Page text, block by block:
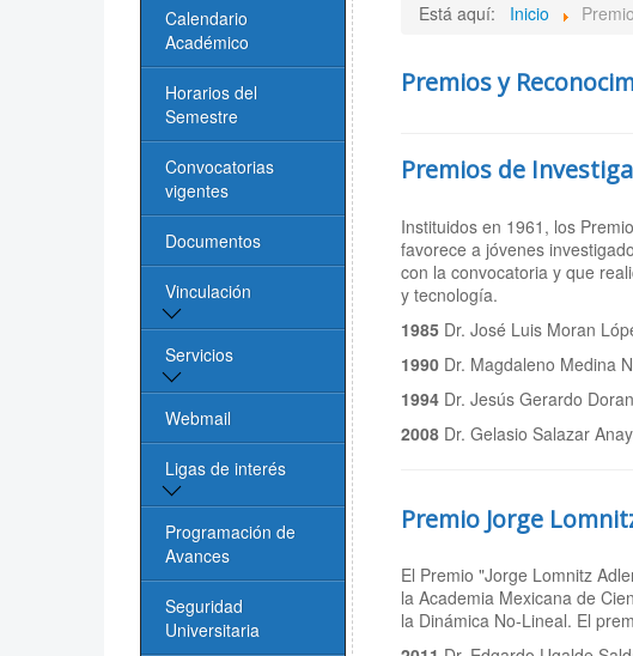
Calendario
Académico
Horarios del
Semestre
Convocatorias
vigentes
Documentos
Vinculación
Vinculación y
Servicios
Oficina de Vinculación
Servicios
Biblioteca
Cómputo
Webmail
Ligas de interés
Página de la UASLP
Investigación y
Posgrado UASLP
Programación de
Avances
Seguridad
Universitaria
Está aquí: Inicio
Premios y
Premios de
Instituidos en 1961, los
favorece a jóvenes
con la convocatoria y que
y tecnología.
1985Dr. José Luis Moran
1990Dr. Magdaleno Medina
1994Dr. Jesús Gerardo
2008Dr. Gelasio Salazar
Premio Jorge
El Premio "Jorge Lomnitz
la Academia Mexicana de
la Dinámica No-Lineal. El